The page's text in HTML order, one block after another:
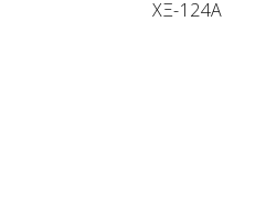
Μουριά – Πορτοκαλιά –
– Ιτιά – Κερασιά –
ΧΞ-124Α